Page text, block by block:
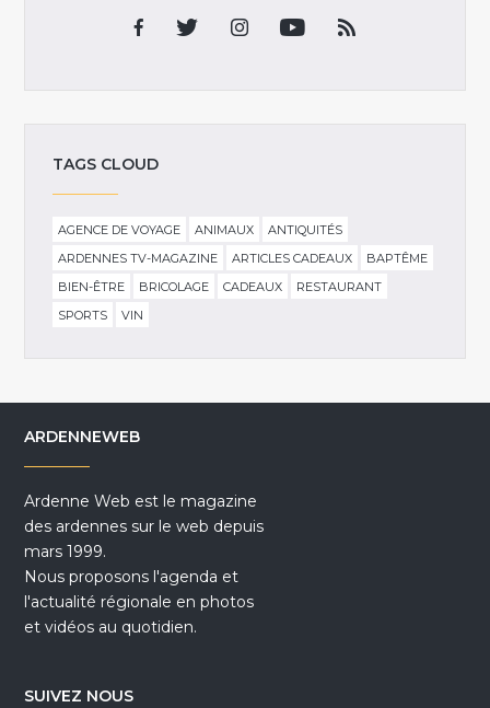
TAGS CLOUD
AGENCE DE VOYAGE ANIMAUX
ANTIQUITÉS
ARDENNES TV-MAGAZINE
ARTICLES CADEAUX
BAPTÊME
BIEN-ÊTRE
BRICOLAGE CADEAUX
RESTAURANT
SPORTS
VIN
ARDENNEWEB
Ardenne Web est le magazine
des ardennes sur le web depuis
mars 1999.
Nous proposons l'agenda et
l'actualité régionale en photos
et vidéos au quotidien.
SUIVEZ NOUS